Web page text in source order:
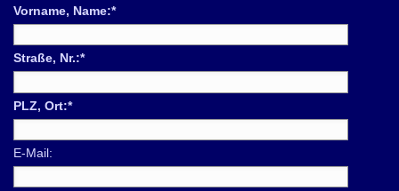
Vorname, Name:*
Straße, Nr.:*
PLZ, Ort:*
E-Mail: